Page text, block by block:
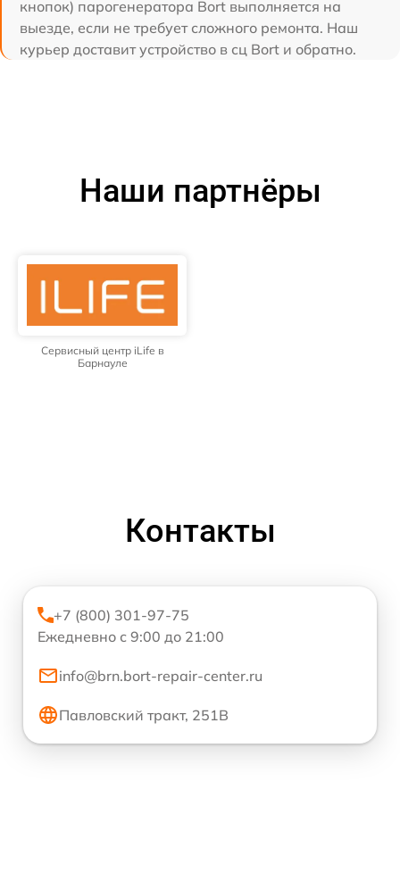
кнопок) парогенератора Bort выполняется на
выезде, если не требует сложного ремонта. Наш
курьер доставит устройство в сц Bort и обратно.
Наши партнёры
Сервисный центр iLife в
Барнауле
Контакты
+7 (800) 301-97-75
Ежедневно с 9:00 до 21:00
info@brn.bort-repair-center.ru
Павловский тракт, 251В